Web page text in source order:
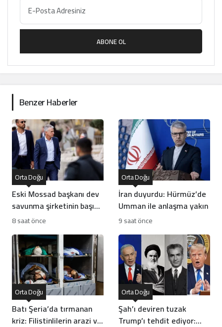
ABONE OL
Benzer Haberler
Eski Mossad başkanı dev
savunma şirketinin başına
geçti
Orta Doğu
8 saat önce
İran duyurdu: Hürmüz’de
Umman ile anlaşma yakın
Orta Doğu
9 saat önce
Batı Şeria’da tırmanan
kriz: Filistinlilerin arazi ve
Orta Doğu
Şah’ı deviren tuzak
Trump’ı tehdit ediyor:
Orta Doğu